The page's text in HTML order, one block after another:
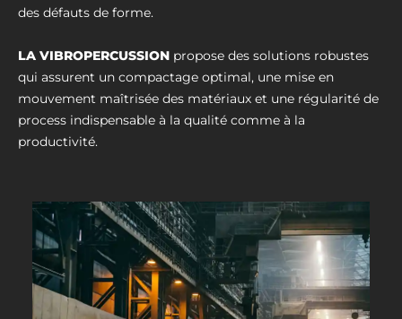
des défauts de forme.
LA VIBROPERCUSSION propose des solutions robustes
qui assurent un compactage optimal, une mise en
mouvement maîtrisée des matériaux et une régularité de
process indispensable à la qualité comme à la
productivité.